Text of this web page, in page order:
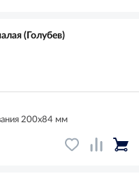
(Голубев)
200х84 мм